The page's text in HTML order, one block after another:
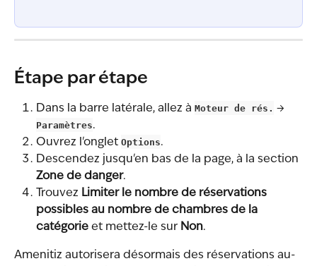
Étape par étape
Dans la barre latérale, allez à Moteur de rés. →
Paramètres.
Ouvrez l'onglet Options.
Descendez jusqu'en bas de la page, à la section
Zone de danger.
Trouvez Limiter le nombre de réservations
possibles au nombre de chambres de la
catégorie et mettez-le sur Non.
Amenitiz autorisera désormais des réservations au-